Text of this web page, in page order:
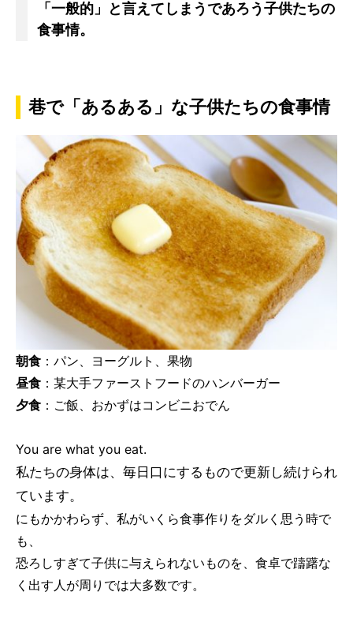
「一般的」と言えてしまうであろう子供たちの
食事情。
巷で「あるある」な子供たちの食事情
朝食 ：パン、ヨーグルト、果物
昼食 ：某大手ファーストフードのハンバーガー
夕食 ：ご飯、おかずはコンビニおでん
You are what you eat.
私たちの身体は、毎日口にするもので更新し続けられ
ています。
にもかかわらず、私がいくら食事作りをダルく思う時で
も、
恐ろしすぎて子供に与えられないものを、食卓で躊躇な
く出す人が周りでは大多数です。